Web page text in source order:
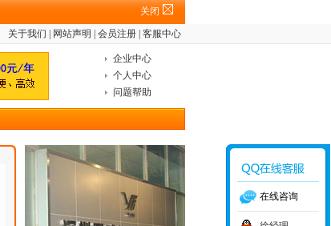
关闭
关于我们 网站声明 会员注册 客服中心
企业中心
个人中心
问题帮助
在线咨询